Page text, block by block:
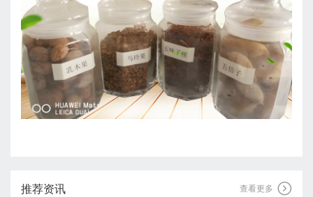
推荐资讯 查看更多 